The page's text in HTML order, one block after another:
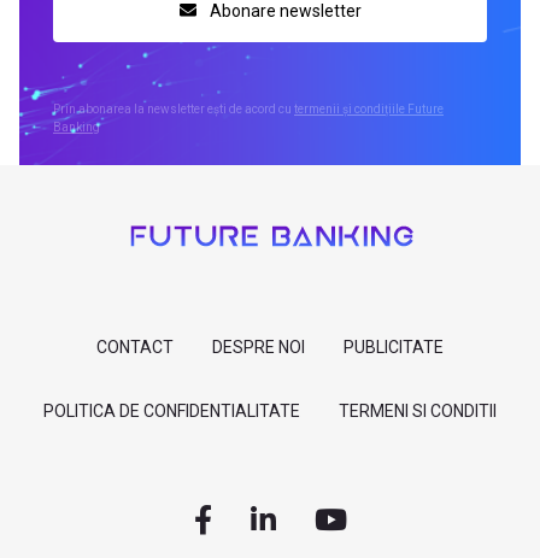
Abonare newsletter
Prin abonarea la newsletter ești de acord cu termenii și condițiile Future
Banking
CONTACT DESPRE NOI PUBLICITATE
POLITICA DE CONFIDENTIALITATE TERMENI SI CONDITII